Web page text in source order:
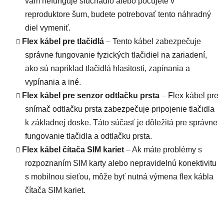
reproduktore šum, budete potrebovať tento náhradný
diel vymeniť.
Flex kábel pre tlačidlá – Tento kábel zabezpečuje
správne fungovanie fyzických tlačidiel na zariadení,
ako sú napríklad tlačidlá hlasitosti, zapínania a
vypínania a iné.
Flex kábel pre senzor odtlačku prsta – Flex kábel pre
snímač odtlačku prsta zabezpečuje pripojenie tlačidla
k základnej doske. Táto súčasť je dôležitá pre správne
fungovanie tlačidla a odtlačku prsta.
Flex kábel čítača SIM kariet – Ak máte problémy s
rozpoznaním SIM karty alebo nepravidelnú konektivitu
s mobilnou sieťou, môže byť nutná výmena flex kábla
čítača SIM kariet.